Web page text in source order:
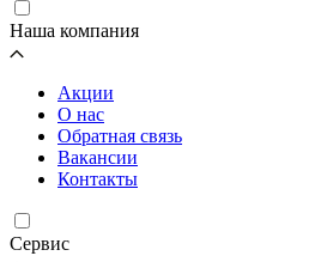
Наша компания
Акции
О нас
Обратная связь
Вакансии
Контакты
Cервис